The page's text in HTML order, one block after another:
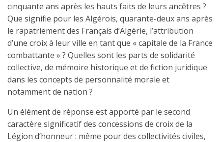
cinquante ans après les hauts faits de leurs ancêtres ?
Que signifie pour les Algérois, quarante-deux ans après
le rapatriement des Français d’Algérie, l’attribution
d’une croix à leur ville en tant que « capitale de la France
combattante » ? Quelles sont les parts de solidarité
collective, de mémoire historique et de fiction juridique
dans les concepts de personnalité morale et
notamment de nation ?
Un élément de réponse est apporté par le second
caractère significatif des concessions de croix de la
Légion d’honneur : même pour des collectivités civiles,